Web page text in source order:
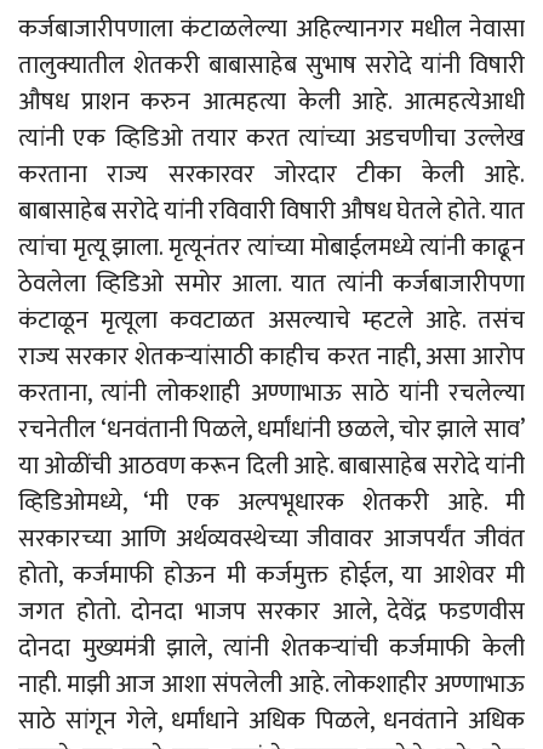
कर्जबाजारीपणाला कंटाळलेल्या अहिल्यानगर मधील नेवासा
तालुक्यातील शेतकरी बाबासाहेब सुभाष सरोदे यांनी विषारी
औषध प्राशन करुन आत्महत्या केली आहे. आत्महत्येआधी
त्यांनी एक व्हिडिओ तयार करत त्यांच्या अडचणीचा उल्लेख
करताना राज्य सरकारवर जोरदार टीका केली आहे.
बाबासाहेब सरोदे यांनी रविवारी विषारी औषध घेतले होते. यात
त्यांचा मृत्यू झाला. मृत्यूनंतर त्यांच्या मोबाईलमध्ये त्यांनी काढून
ठेवलेला व्हिडिओ समोर आला. यात त्यांनी कर्जबाजारीपणा
कंटाळून मृत्यूला कवटाळत असल्याचे म्हटले आहे. तसंच
राज्य सरकार शेतकऱ्यांसाठी काहीच करत नाही, असा आरोप
करताना, त्यांनी लोकशाही अण्णाभाऊ साठे यांनी रचलेल्या
रचनेतील ‘धनवंतानी पिळले, धर्मांधांनी छळले, चोर झाले साव’
या ओळींची आठवण करून दिली आहे. बाबासाहेब सरोदे यांनी
व्हिडिओमध्ये, ‘मी एक अल्पभूधारक शेतकरी आहे. मी
सरकारच्या आणि अर्थव्यवस्थेच्या जीवावर आजपर्यंत जीवंत
होतो, कर्जमाफी होऊन मी कर्जमुक्त होईल, या आशेवर मी
जगत होतो. दोनदा भाजप सरकार आले, देवेंद्र फडणवीस
दोनदा मुख्यमंत्री झाले, त्यांनी शेतकऱ्यांची कर्जमाफी केली
नाही. माझी आज आशा संपलेली आहे. लोकशाहीर अण्णाभाऊ
साठे सांगून गेले, धर्मांधाने अधिक पिळले, धनवंताने अधिक